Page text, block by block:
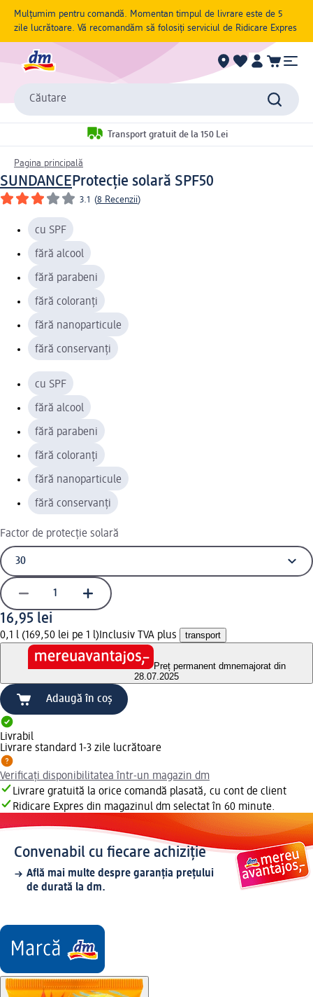
Mulțumim pentru comandă. Momentan timpul de livrare este de 5
zile lucrătoare. Vă recomandăm să folosiți serviciul de Ridicare Expres
Căutare
Transport gratuit de la 150 Lei
Pagina principală
SUNDANCEProtecție solară SPF50
3.1 (8 Recenzii)
cu SPF
fără alcool
fără parabeni
fără coloranți
fără nanoparticule
fără conservanți
cu SPF
fără alcool
fără parabeni
fără coloranți
fără nanoparticule
fără conservanți
Factor de protecție solară
16,95 lei
0,1 l (169,50 lei pe 1 l) Inclusiv TVA plus transport
Preț permanent dmnemajorat din
28.07.2025
Adaugă în coș
Livrabil
Livrare standard 1-3 zile lucrătoare
Verificați disponibilitatea într-un magazin dm
Livrare gratuită la orice comandă plasată, cu cont de client
Ridicare Expres din magazinul dm selectat în 60 minute.
Convenabil cu fiecare achiziție
Află mai multe despre garanția prețului
de durată la dm.